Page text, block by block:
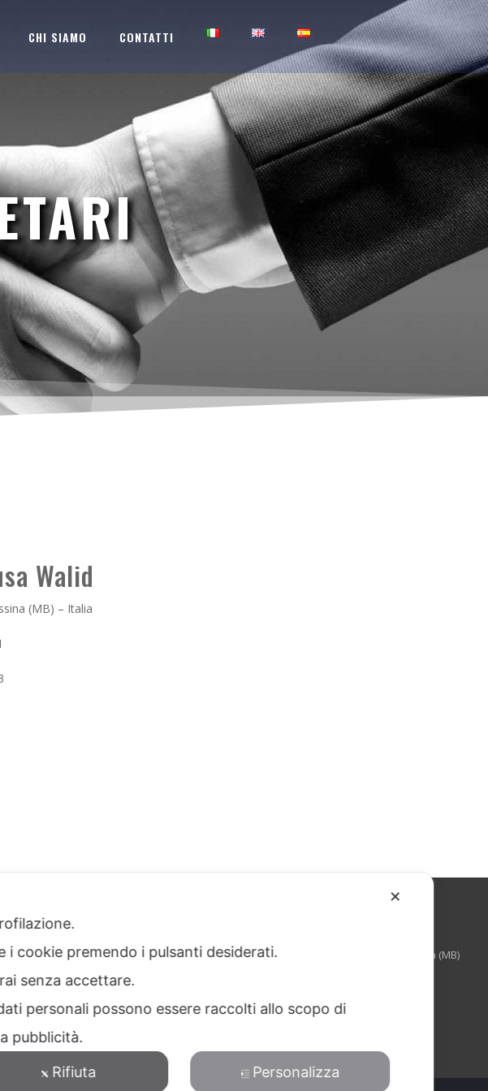
CHI SIAMO CONTATTI
Walid
(MB) – Italia
Via Torquato Tasso, 3 – 20825 – Barlassina (MB)
fax: +39 0362 689103
✕
i cookie premendo i pulsanti desiderati.
senza accettare.
personali possono essere raccolti allo scopo di
pubblicità.
Rifiuta Personalizza